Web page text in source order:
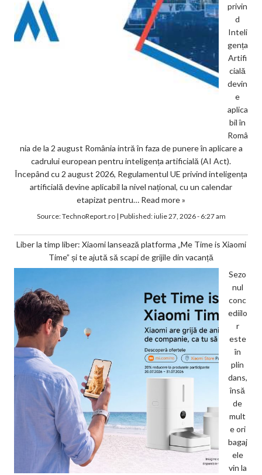
privin
d
Inteli
gența
Artifi
cială
devin
e
aplica
bil în
Româ
nia de la 2 august România intră în faza de punere în aplicare a
cadrului european pentru inteligența artificială (AI Act).
Începând cu 2 august 2026, Regulamentul UE privind inteligența
artificială devine aplicabil la nivel național, cu un calendar
etapizat pentru… Read more »
Source:TechnoReport.ro| Published:iulie 27, 2026 - 6:27 am
Liber la timp liber: Xiaomi lansează platforma „Me Time is Xiaomi
Time” și te ajută să scapi de grijile din vacanță
Sezo
nul
conc
ediilo
r
este
în
plin
dans,
însă
de
mult
e ori
bagaj
ele
vin la